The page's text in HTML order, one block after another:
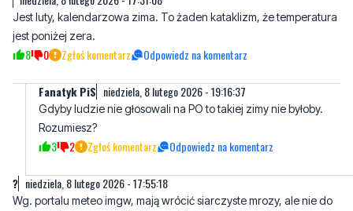
Fanatyk PiS
Gdyby ludzie nie głosowali na PO to takiej zimy nie byłoby.
3 2 Zgłoś komentarz Odpowiedz na komentarz
niedziela, 8 lutego 2026 - 17:55:18
Wg. portalu meteo imgw, mają wrócić siarczyste mrozy, ale nie do
maja być jeszcze dosyc zimne.
4 1 Zgłoś komentarz Odpowiedz na komentarz